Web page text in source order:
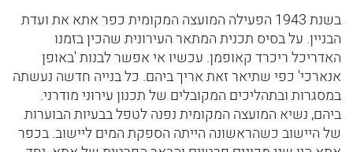
בשנת 1943 הפעילה המועצה המקומית כפר אתא את ועדת
הבניין. על בסיס תכנית המתאר העירונית שהכין בזמנו
האדריכל ריכרד קאופמן. עכשיו אי אפשר לבנות 'באופן
אנארכי' כפי שתיאר זאת אריך ביהם. כל בנייה חדשה נעשתה
במסגרות ובתהליכים המקובלים של תכנון עירוני מודרני.
ביהם, נשיא המועצה המקומית נפנה לטפל בבעיות הבוערות
של היישוב כשהראשונה הייתה הספקת המים ליישוב. בכפר